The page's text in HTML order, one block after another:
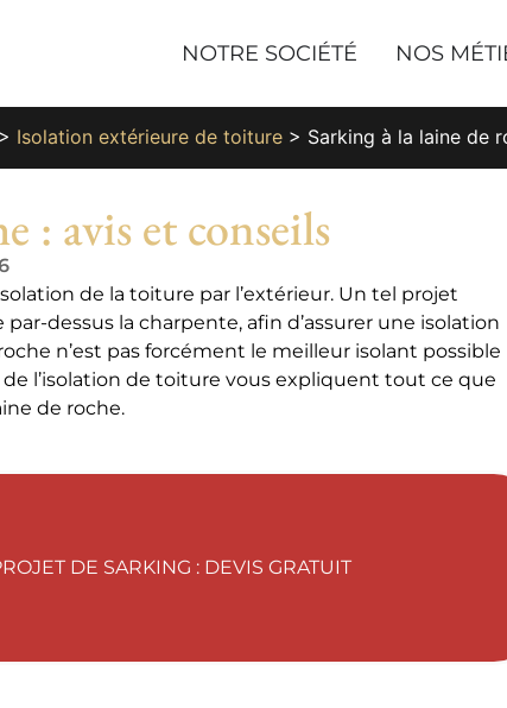
NOTRE SOCIÉTÉ NOS
> Isolation extérieure de toiture > Sarking à la laine de
: avis et conseils
de la toiture par l’extérieur. Un tel projet
dessus la charpente, afin d’assurer une isolation
n’est pas forcément le meilleur isolant possible
l’isolation de toiture vous expliquent tout ce que
de roche.
DE SARKING : DEVIS GRATUIT